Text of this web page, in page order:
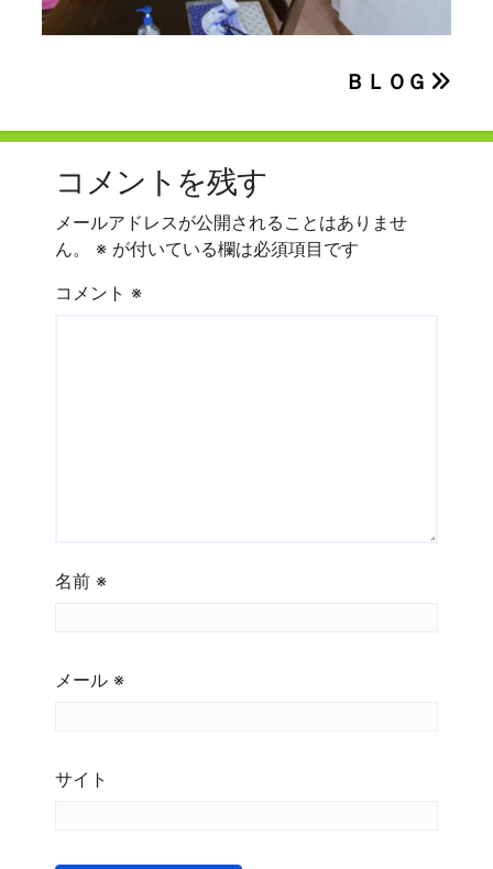
稿
ナ
ビ
ゲ
ー
ＢＬＯＧ
コメントを残す
メールアドレスが公開されることはありませ
ん。
※ が付いている欄は必須項目です
コメント ※
名前 ※
メール ※
サイト